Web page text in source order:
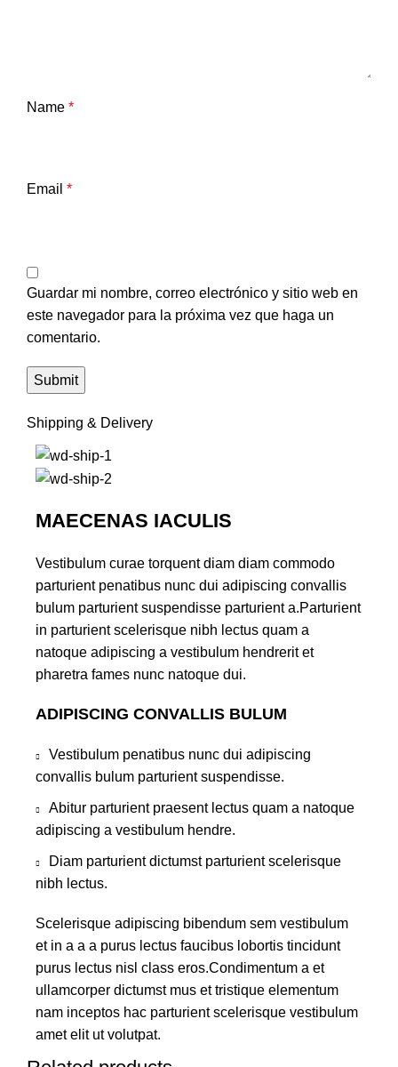
Name *
Email *
Guardar mi nombre, correo electrónico y sitio web en
este navegador para la próxima vez que haga un
comentario.
Shipping & Delivery
MAECENAS IACULIS
Vestibulum curae torquent diam diam commodo
parturient penatibus nunc dui adipiscing convallis
bulum parturient suspendisse parturient a.Parturient
in parturient scelerisque nibh lectus quam a
natoque adipiscing a vestibulum hendrerit et
pharetra fames nunc natoque dui.
ADIPISCING CONVALLIS BULUM
Vestibulum penatibus nunc dui adipiscing
convallis bulum parturient suspendisse.
Abitur parturient praesent lectus quam a natoque
adipiscing a vestibulum hendre.
Diam parturient dictumst parturient scelerisque
nibh lectus.
Scelerisque adipiscing bibendum sem vestibulum
et in a a a purus lectus faucibus lobortis tincidunt
purus lectus nisl class eros.Condimentum a et
ullamcorper dictumst mus et tristique elementum
nam inceptos hac parturient scelerisque vestibulum
amet elit ut volutpat.